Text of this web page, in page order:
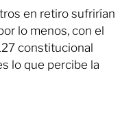
en retiro sufrirían
lo menos, con el
constitucional
lo que percibe la